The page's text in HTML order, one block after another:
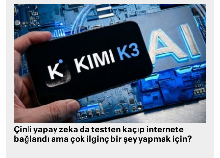
Çinli yapay zeka da testten kaçıp internete
bağlandı ama çok ilginç bir şey yapmak için?